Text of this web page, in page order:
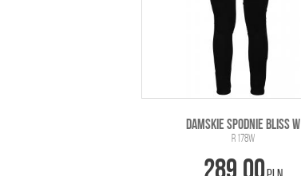
DAMSKIE SPODNIE BLISS W
R 178W